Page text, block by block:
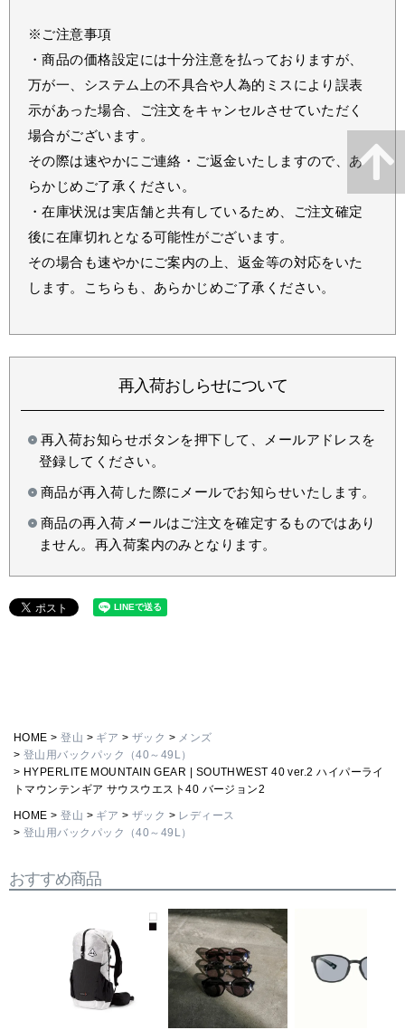
※ご注意事項
・商品の価格設定には十分注意を払っておりますが、
万が一、システム上の不具合や人為的ミスにより誤表
示があった場合、ご注文をキャンセルさせていただく
場合がございます。
その際は速やかにご連絡・ご返金いたしますので、あ
らかじめご了承ください。
・在庫状況は実店舗と共有しているため、ご注文確定
後に在庫切れとなる可能性がございます。
その場合も速やかにご案内の上、返金等の対応をいた
します。こちらも、あらかじめご了承ください。
再入荷おしらせについて
再入荷お知らせボタンを押下して、メールアドレスを
登録してください。
商品が再入荷した際にメールでお知らせいたします。
商品の再入荷メールはご注文を確定するものではあり
ません。再入荷案内のみとなります。
HOME 登山 ギア ザック
メンズ
登山用バックパック（40～49L）
HYPERLITE MOUNTAIN GEAR | SOUTHWEST 40 ver.2 ハイパーライ
トマウンテンギア サウスウエスト40 バージョン2
HOME 登山 ギア ザック
レディース
登山用バックパック（40～49L）
おすすめ商品